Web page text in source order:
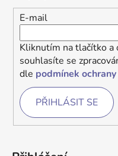
E-mail
Kliknutím na tlačítko
souhlasíte se
dle podmínek
PŘIHLÁSIT SE